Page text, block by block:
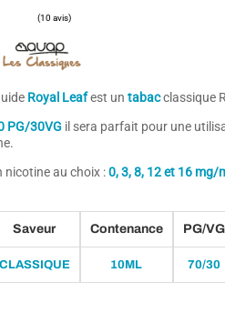
Royal Leafest un tabacclassique
PG/30VG il sera parfait pour une
nicotine au choix :0, 3, 8, 12 et 16 mg/
Saveur
CLASSIQUE
Contenance
10ML
PG/VG
70/30